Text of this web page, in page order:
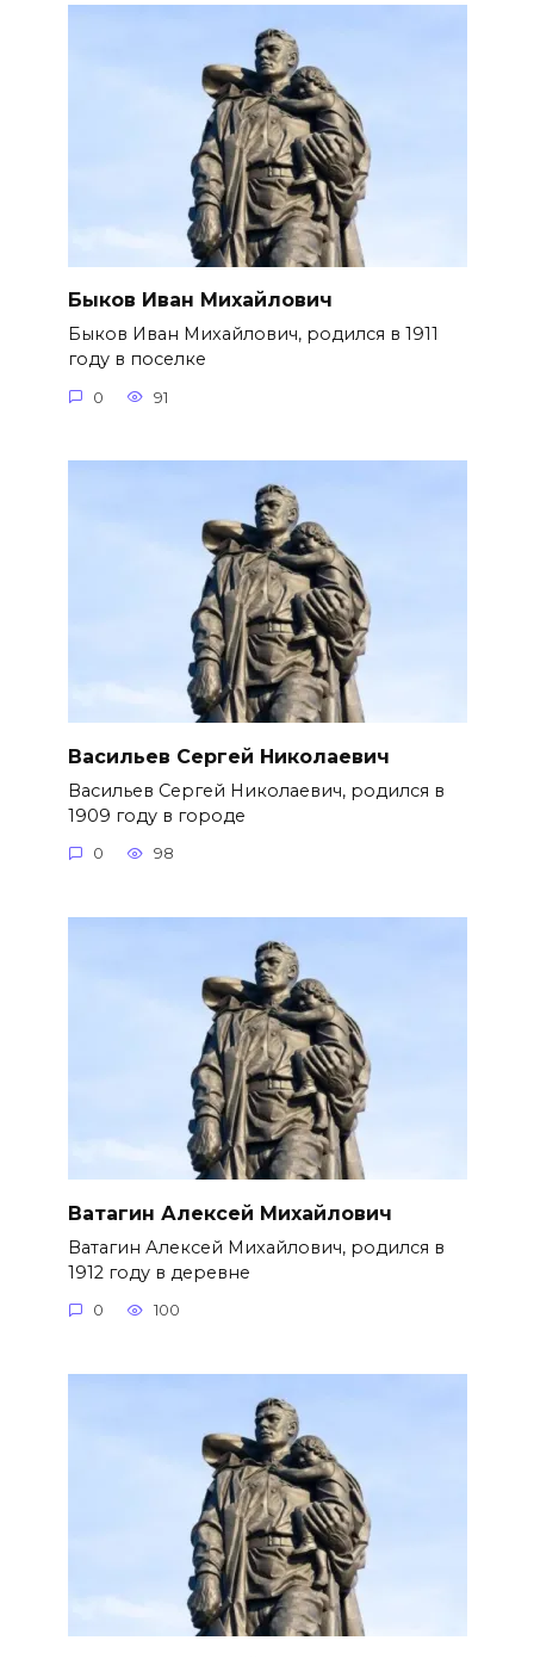
Быков Иван Михайлович
Быков Иван Михайлович, родился в 1911
году в поселке
0 91
Васильев Сергей Николаевич
Васильев Сергей Николаевич, родился в
1909 году в городе
0 98
Ватагин Алексей Михайлович
Ватагин Алексей Михайлович, родился в
1912 году в деревне
0 100